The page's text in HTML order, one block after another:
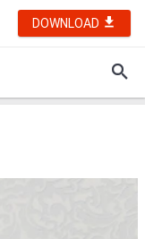
DOWNLOAD